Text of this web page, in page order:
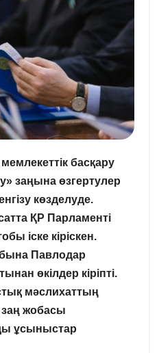
мемлекеттік басқару
заңына өзгертулер
көзделуде.
ҚР Парламенті
іске кіріскен.
Павлодар
өкілдер кіріпті.
мәслихаттың
жобасы
ұсыныстар